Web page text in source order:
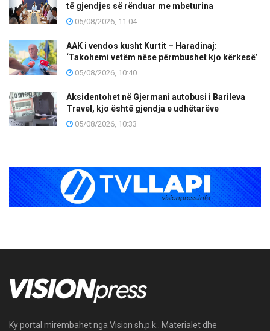
të gjendjes së rënduar me mbeturina
05/08/2026, 11:04
AAK i vendos kusht Kurtit – Haradinaj:
‘Takohemi vetëm nëse përmbushet kjo kërkesë’
05/08/2026, 10:40
Aksidentohet në Gjermani autobusi i Barileva
Travel, kjo është gjendja e udhëtarëve
05/08/2026, 10:33
Ky portal mirëmbahet nga Vision sh.p.k.. Materialet dhe